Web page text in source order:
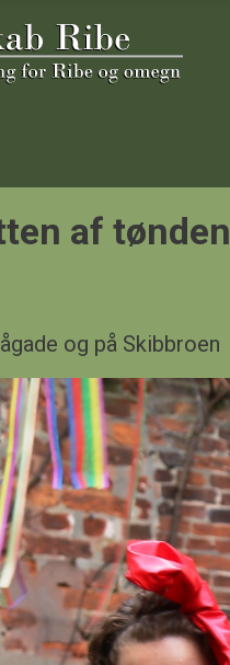
af tønden
og på Skibbroen